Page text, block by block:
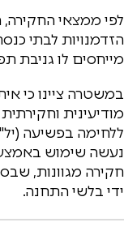
הזדמנויות לבתי
מייחסים לו גניבת
במשטרה ציינו כי
מודיעינית
ללחימה בפשיעה
נעשה שימוש
חקירה מגוונות,
ידי בלשי התחנה.